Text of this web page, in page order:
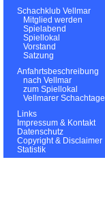
Schachklub Vellmar
Mitglied werden
Spielabend
Spiellokal
Vorstand
Satzung
Anfahrtsbeschreibung
nach Vellmar
zum Spiellokal
Vellmarer Schachtage
Links
Impressum & Kontakt
Datenschutz
Copyright & Disclaimer
Statistik